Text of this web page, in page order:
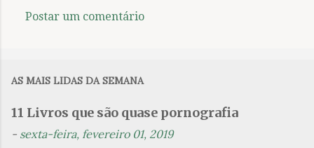
n
t
Postar um comentário
AS MAIS LIDAS DA SEMANA
11 Livros que são quase pornografia
- sexta-feira, fevereiro 01, 2019